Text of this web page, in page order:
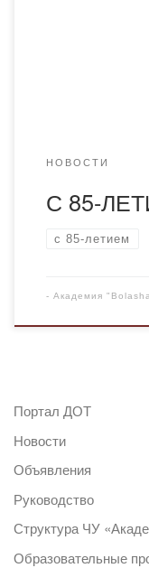
НОВОСТИ
С 85-
с 85-летием
- Академия
Портал ДОТ
Новости
Объявления
Руководство
Структура ЧУ
Образовательные